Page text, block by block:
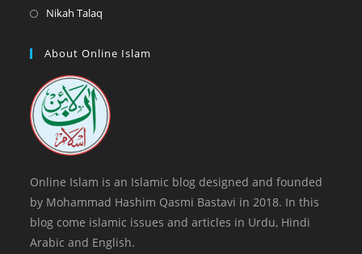
tab
tab
in
new
Nikah Talaq
a
tab
About Online Islam
Online Islam is an Islamic blog designed and founded
by Mohammad Hashim Qasmi Bastavi in 2018. In this
blog come islamic issues and articles in Urdu, Hindi
Arabic and English.